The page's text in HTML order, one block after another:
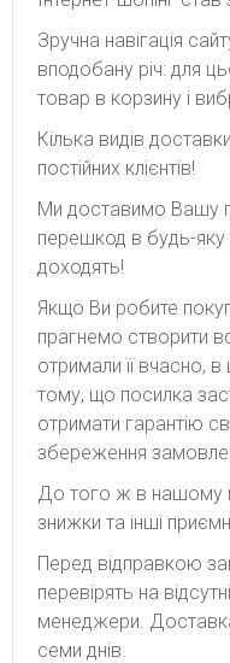
Зручна навігація
вподобану річ: для
товар в корзину і
Кілька видів
постійних клієнтів!
Ми доставимо Вашу
перешкод в будь-яку
доходять!
Якщо Ви робите
прагнемо створити
отримали її вчасно, в
тому, що посилка
отримати гарантію
збереження
До того ж в нашому
знижки та інші
Перед відправкою
перевірять на
менеджери.
семи днів.